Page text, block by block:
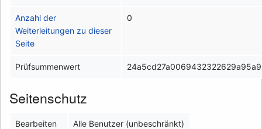
Anzahl der
Weiterleitungen zu dieser
Seite
0
Prüfsummenwert
Seitenschutz
Bearbeiten Alle Benutzer (unbeschränkt)